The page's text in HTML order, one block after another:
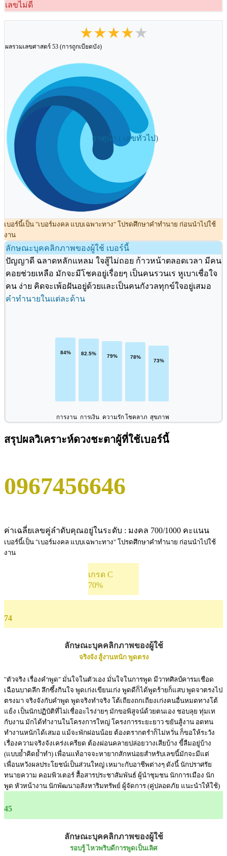
เลขไม่ดี
★★★★★
ผลรวมเลขศาสตร์ 53 (การถูกเบียดบัง)
ธาตุน้ำ ( เลขทั่วไป)
เบอร์นี้เป็น "เบอร์มงคล แบบเฉพาะทาง" โปรดศึกษาคำทำนาย ก่อนนำไปใช้
งาน
ลักษณะบุคคลิกภาพของผู้ใช้ เบอร์นี้
ปัญญาดี ฉลาดหลักแหลม ใจสู้ไม่ถอย ก้าวหน้าตลอดเวลา มีคน
คอยช่วยเหลือ มักจะมีโชคอยู่เรื่อยๆ เป็นคนรวนเร หูเบาเชื่อใจ
คน ง่าย คิดจะเพ้อฝันอยู่ด้วยและเป็นคนกังวลทุกข์ใจอยู่เสมอ
คำทำนายในแต่ละด้าน
การงาน การเงิน ความรักโชคลาภ สุขภาพ
สรุปผลวิเคราะห์ดวงชะตาผู้ที่ใช้เบอร์นี้
0967456646
ค่าเฉลี่ยเลขคู่ลำดับคุณอยู่ในระดับ : มงคล 700/1000 คะแนน
เบอร์นี้เป็น "เบอร์มงคล แบบเฉพาะทาง" โปรดศึกษาคำทำนาย ก่อนนำไปใช้
งาน
เกรด C
70%
74
ลักษณะบุคคลิกภาพของผู้ใช้
จริงจัง สู้งานหนัก พูดตรง
"ตัวจริง เรื่องคำพูด" มั่นใจในตัวเอง มั่นใจในการพูด มีวาทศิลป์คารมเชือด
เฉือนบาดลึก ลึกซึ้งกินใจ พูดเก่งเขียนเก่ง พูดดีก็ได้พูดร้ายก็แสบ พูดจาตรงไป
ตรงมา จริงจังกับคำพูด พูดจริงทำจริง โต้เถียงถกเถียงเก่งคนอื่นหมดทางโต้
แย้ง เป็นนักปฏิบัติที่ไม่เชื่ออะไรง่ายๆ มักขอพิสูจน์ด้วยตนเอง ชอบลุย ทุ่มเท
กับงาน มักได้ทำงานในโครงการใหญ่ โครงการระยะยาว ขยันสู้งาน อดทน
ทำงานหนักได้เสมอ แม้จะพักผ่อนน้อย ต้องตรากตรำก็ไม่หวั่น ก็ขอให้ระวัง
เรื่องความจริงจังเคร่งเครียด ต้องผ่อนคลายปล่อยวางเสียบ้าง ขี้ลืมอยู่บ้าง
(แบบย้ำคิดย้ำทำ) เพื่อนแท้อาจจะหายากสักหน่อยสำหรับเลขนี้มักจะมีแต่
เพื่อนหวังผลประโยชน์เป็นส่วนใหญ่ เหมาะกับอาชีพต่างๆ ดังนี้ นักปราศรัย
ทนายความ คอมพิวเตอร์ สื้อสารประชาสัมพันธ์ ผู้นำชุมชน นักการเมือง นัก
พูด หัวหน้างาน นักพัฒนาอสังหาริมทรัพย์ ผู้จัดการ (คู่ปลอดภัย แนะนำให้ใช้)
45
ลักษณะบุคคลิกภาพของผู้ใช้
รอบรู้ ไหวพริบดีการพูดเป็นเลิศ